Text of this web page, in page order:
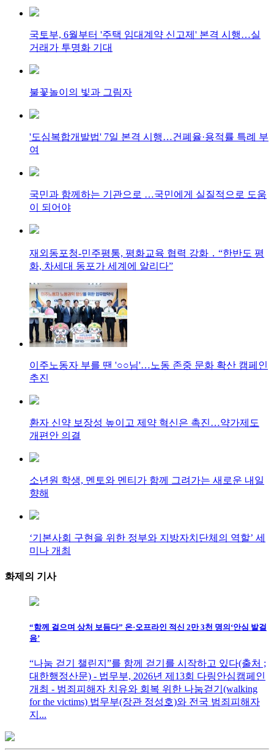
국토부, 6월부터 '주택 임대계약 신고제' 본격 시행…실
거래가 투명화 기대
불꽃놀이의 빛과 그림자
'도심복합개발법' 7일 본격 시행…건폐율·용적률 특례 부
여
국민과 함께하는 기관으로 …국민에게 실질적으로 도움
이 되어야
재외동포청-민주평통, 평화교육 협력 강화 ․ “한반도 평
화, 차세대 동포가 세계에 알리다”
이주노동자 부를 땐 '○○님'…노동 존중 문화 확산 캠페인
추진
환자 신약 보장성 높이고 제약 혁신은 촉진…약가제도
개편안 의결
소년원 학생, 멘토와 멘티가 함께 그려가는 새로운 내일
향해
‘기본사회 구현을 위한 정부와 지방자치단체의 역할’ 세
미나 개최
화제의 기사
“함께 걸으며 상처 보듬다” 온·오프라인 적신 2만 3천 명의‘안심 발걸
음’
“나눔 걷기 챌린지”를 함께 걷기를 시작하고 있다(출처 ;
대한행정산문) - 법무부, 2026년 제13회 다링안심캠페인
개최 - 범죄피해자 치유와 회복 위한 나눔걷기(walking
for the victims) 법무부(장관 정성호)와 전국 범죄피해자
지...